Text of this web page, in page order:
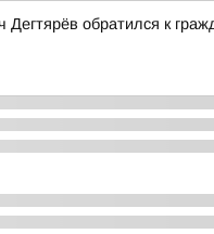
обратился к